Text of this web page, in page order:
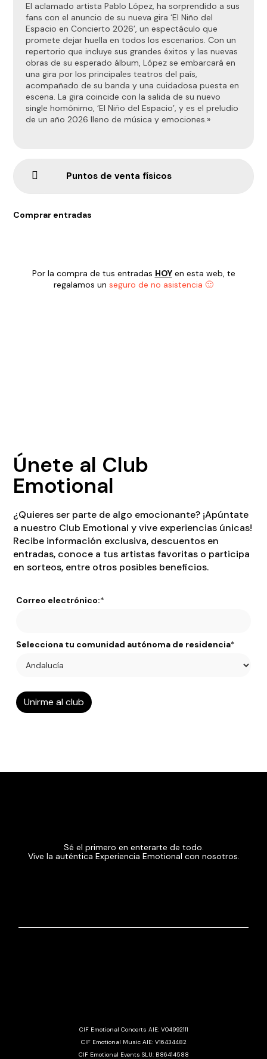
El aclamado artista Pablo López, ha sorprendido a sus
fans con el anuncio de su nueva gira ‘El Niño del
Espacio en Concierto 2026’, un espectáculo que
promete dejar huella en todos los escenarios. Con un
repertorio que incluye sus grandes éxitos y las nuevas
obras de su esperado álbum, López se embarcará en
una gira por los principales teatros del país,
acompañado de su banda y una cuidadosa puesta en
escena. La gira coincide con la salida de su nuevo
single homónimo, ‘El Niño del Espacio’, y es el preludio
de un año 2026 lleno de música y emociones.»
Puntos de venta físicos
Comprar entradas
Por la compra de tus entradas HOYen esta web, te
regalamos un seguro de no asistencia 🙂
Únete al Club
Emotional
¿Quieres ser parte de algo emocionante? ¡Apúntate
a nuestro Club Emotional y vive experiencias únicas!
Recibe información exclusiva, descuentos en
entradas, conoce a tus artistas favoritas o participa
en sorteos, entre otros posibles beneficios.
Correo electrónico:*
Selecciona tu comunidad autónoma de residencia*
Sé el primero en enterarte de todo.
Vive la auténtica Experiencia Emotional con nosotros.
CIF Emotional Concerts AIE: V04992111
CIF Emotional Music AIE: V16434482
CIF Emotional Events SLU: B86414588